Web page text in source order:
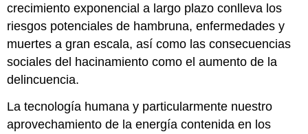
crecimiento exponencial a largo plazo conlleva los
riesgos potenciales de hambruna, enfermedades y
muertes a gran escala, así como las consecuencias
sociales del hacinamiento como el aumento de la
delincuencia.
La tecnología humana y particularmente nuestro
aprovechamiento de la energía contenida en los